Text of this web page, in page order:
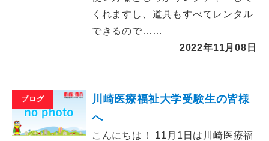
くれますし、道具もすべてレンタル
できるので……
2022年11月08日
ブログ
川崎医療福祉大学受験生の皆様
へ
こんにちは！ 11月1日は川崎医療福